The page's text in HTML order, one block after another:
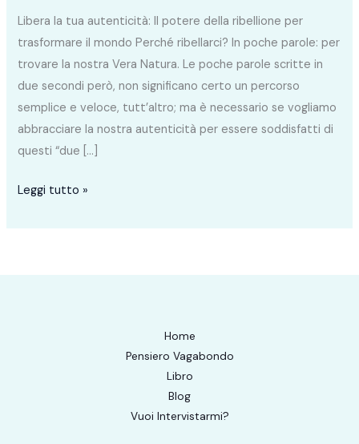
Libera la tua autenticità: Il potere della ribellione per
trasformare il mondo Perché ribellarci? In poche parole: per
trovare la nostra Vera Natura. Le poche parole scritte in
due secondi però, non significano certo un percorso
semplice e veloce, tutt’altro; ma è necessario se vogliamo
abbracciare la nostra autenticità per essere soddisfatti di
questi “due […]
Leggi tutto »
Home
Pensiero Vagabondo
Libro
Blog
Vuoi Intervistarmi?